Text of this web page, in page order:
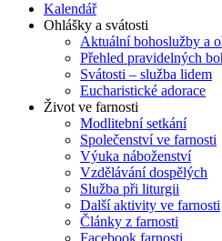
Kalendář
Ohlášky a svátosti
Aktuální bohoslužby a
Přehled pravidelných
Svátosti – služba lidem
Eucharistické adorace
Život ve farnosti
Modlitební setkání
Společenství ve farnosti
Výuka náboženství
Vzdělávání dospělých
Služba při liturgii
Další aktivity ve farnosti
Články z farnosti
Facebook farnosti